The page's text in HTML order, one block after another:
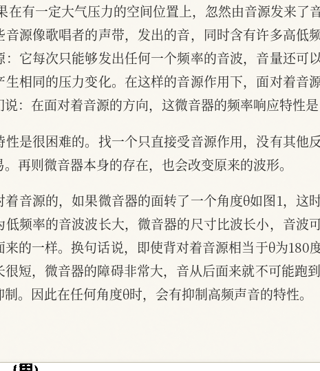
在有一定大气压力的空间位置上，忽然由音源发来了
源像歌唱者的声带，发出的音，同时含有许多高低
它每次只能够发出任何一个频率的音波，音量还可
相同的压力变化。在这样的音源作用下，面对着音
：在面对着音源的方向，这微音器的频率响应特性
是很困难的。找一个只直接受音源作用，没有其他
再则微音器本身的存在，也会改变原来的波形。
着音源的，如果微音器的面转了一个角度θ如图1，这
频率的音波波长大，微音器的尺寸比波长小，音波
的一样。换句话说，即使背对着音源相当于θ为180
短，微音器的障碍非常大，音从后面来就不可能跑
。因此在任何角度θ时，会有抑制高频声音的特性。